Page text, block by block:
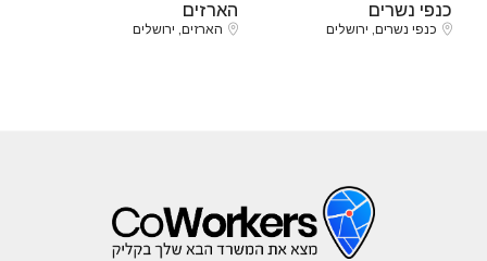
כנפי נשרים
כנפי נשרים, ירושלים
הארזים
הארזים, ירושלים